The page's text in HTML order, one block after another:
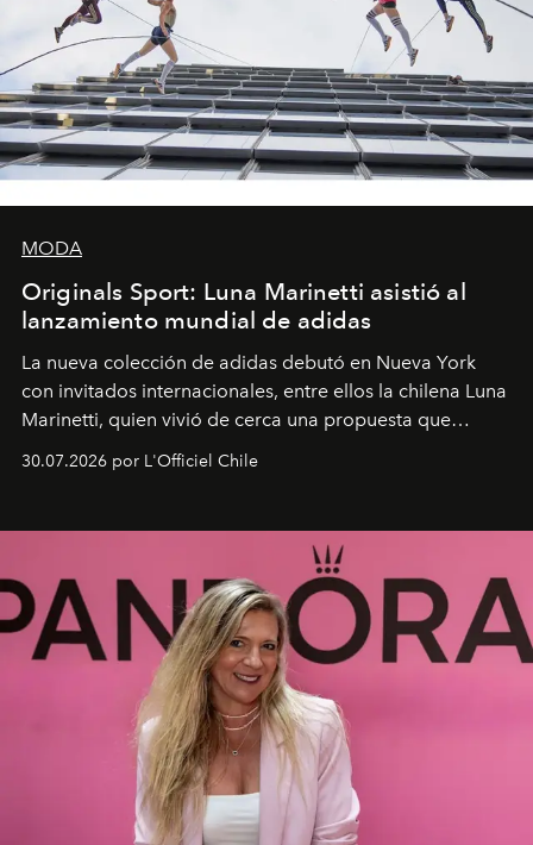
MODA
Originals Sport: Luna Marinetti asistió al
lanzamiento mundial de adidas
La nueva colección de adidas debutó en Nueva York
con invitados internacionales, entre ellos la chilena Luna
Marinetti, quien vivió de cerca una propuesta que
fusiona moda y rendimiento.
30.07.2026 por L'Officiel Chile